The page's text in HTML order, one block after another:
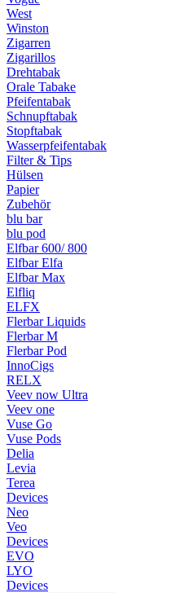
West
Winston
Zigarren
Zigarillos
Drehtabak
Orale Tabake
Pfeifentabak
Schnupftabak
Stopftabak
Wasserpfeifentabak
Filter & Tips
Hülsen
Papier
Zubehör
blu bar
blu pod
Elfbar 600/ 800
Elfbar Elfa
Elfbar Max
Elfliq
ELFX
Flerbar Liquids
Flerbar M
Flerbar Pod
InnoCigs
RELX
Veev now Ultra
Veev one
Vuse Go
Vuse Pods
Delia
Levia
Terea
Devices
Neo
Veo
Devices
EVO
LYO
Devices